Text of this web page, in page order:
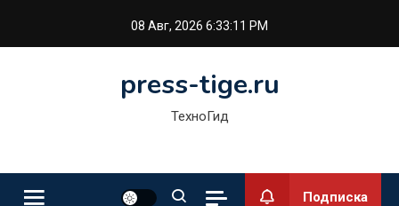
08 Авг, 2026 6:33:12 PM
press-tige.ru
ТехноГид
Подписка